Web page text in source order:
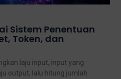
Sistem Penentuan
Token, dan
laju input, input yang
output, lalu hitung jumlah